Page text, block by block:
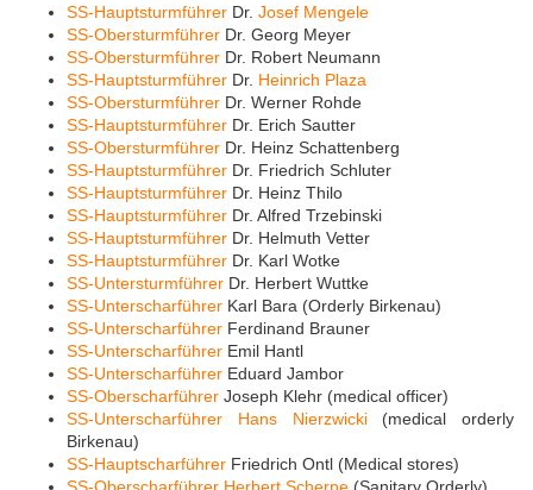
SS-Hauptsturmführer Dr. Josef Mengele
SS-Obersturmführer Dr. Georg Meyer
SS-Obersturmführer Dr. Robert Neumann
SS-Hauptsturmführer Dr. Heinrich Plaza
SS-Obersturmführer Dr. Werner Rohde
SS-Hauptsturmführer Dr. Erich Sautter
SS-Obersturmführer Dr. Heinz Schattenberg
SS-Hauptsturmführer Dr. Friedrich Schluter
SS-Hauptsturmführer Dr. Heinz Thilo
SS-Hauptsturmführer Dr. Alfred Trzebinski
SS-Hauptsturmführer Dr. Helmuth Vetter
SS-Hauptsturmführer Dr. Karl Wotke
SS-Untersturmführer Dr. Herbert Wuttke
SS-Unterscharführer Karl Bara (Orderly Birkenau)
SS-Unterscharführer Ferdinand Brauner
SS-Unterscharführer Emil Hantl
SS-Unterscharführer Eduard Jambor
SS-Oberscharführer Joseph Klehr (medical officer)
SS-Unterscharführer
Hans Nierzwicki(medical orderly
Birkenau)
SS-Hauptscharführer Friedrich Ontl (Medical stores)